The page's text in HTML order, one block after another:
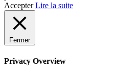
Accepter Lire la suite
Fermer
Privacy Overview